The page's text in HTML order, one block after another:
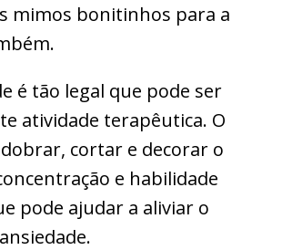
mimos bonitinhos para a
é tão legal que pode ser
atividade terapêutica. O
cortar e decorar o
e habilidade
pode ajudar a aliviar o